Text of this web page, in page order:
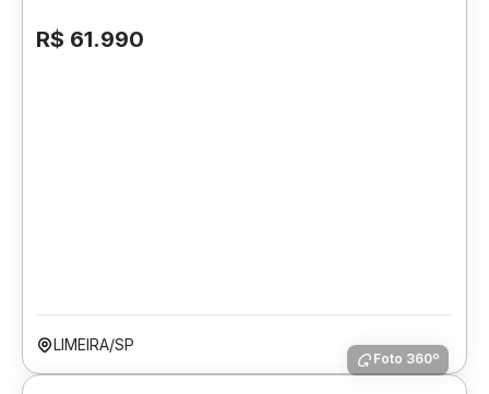
R$ 61.990
LIMEIRA/SP
Foto 360º